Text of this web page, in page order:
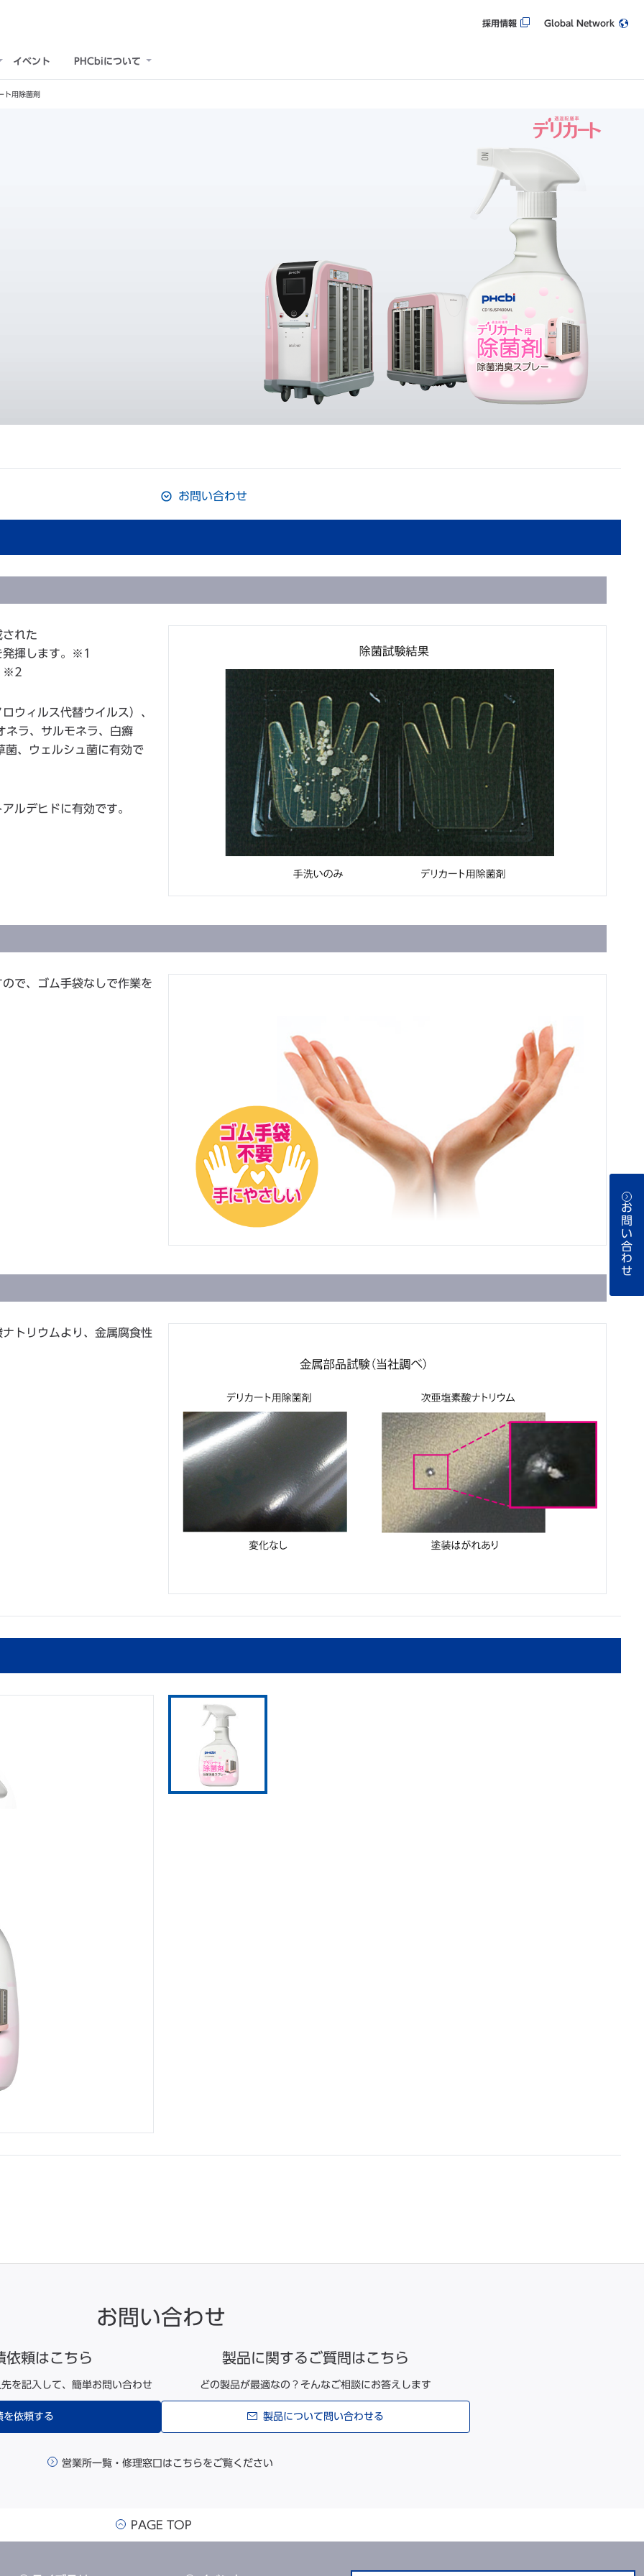
イベント PHCbiについて
採用情報 Global Network
ト用除菌剤
お問い合わせ
れた
揮します。※1
※2
ウィルス代替ウイルス）、
ラ、サルモネラ、白癬
、ウェルシュ菌に有効で
ルデヒドに有効です。
で、ゴム手袋なしで作業を
トリウムより、金属腐食性
お問い合わせ
お問い合わせ
依頼はこちら
を記入して、 簡単お問い合わせ
を依頼する
製品に関するご質問はこちら
どの製品が最適なの？そんなご相談にお答えします
製品について問い合わせる
営業所一覧・修理窓口はこちらをご覧ください
PAGE TOP